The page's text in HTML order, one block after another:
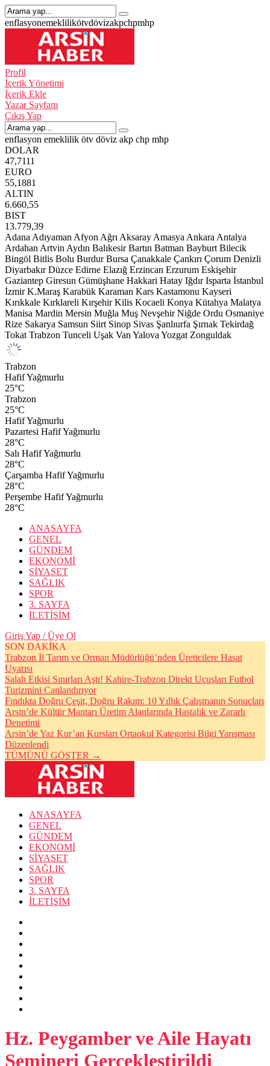
enflasyonemeklilikötvdövizakpchpmhp
Profil
İçerik Yönetimi
İçerik Ekle
Yazar Sayfam
Çıkış Yap
enflasyon emeklilik ötv döviz akp chp mhp
DOLAR
47,7111
EURO
55,1881
ALTIN
6.660,55
BIST
13.779,39
Adana Adıyaman Afyon Ağrı Aksaray Amasya Ankara Antalya
Ardahan Artvin Aydın Balıkesir Bartın Batman Bayburt Bilecik
Bingöl Bitlis Bolu Burdur Bursa Çanakkale Çankırı Çorum Denizli
Diyarbakır Düzce Edirne Elazığ Erzincan Erzurum Eskişehir
Gaziantep Giresun Gümüşhane Hakkari Hatay Iğdır Isparta İstanbul
İzmir K.Maraş Karabük Karaman Kars Kastamonu Kayseri
Kırıkkale Kırklareli Kırşehir Kilis Kocaeli Konya Kütahya Malatya
Manisa Mardin Mersin Muğla Muş Nevşehir Niğde Ordu Osmaniye
Rize Sakarya Samsun Siirt Sinop Sivas Şanlıurfa Şırnak Tekirdağ
Tokat Trabzon Tunceli Uşak Van Yalova Yozgat Zonguldak
Trabzon
Hafif Yağmurlu
25°C
Trabzon
25°C
Hafif Yağmurlu
Pazartesi Hafif Yağmurlu
28°C
Salı Hafif Yağmurlu
28°C
Çarşamba Hafif Yağmurlu
28°C
Perşembe Hafif Yağmurlu
28°C
ANASAYFA
GENEL
GÜNDEM
EKONOMİ
SİYASET
SAĞLIK
SPOR
3. SAYFA
İLETİŞİM
Giriş Yap / Üye Ol
SON DAKİKA
Trabzon İl Tarım ve Orman Müdürlüğü’nden Üreticilere Hasat
Uyarısı
Salah Etkisi Sınırları Aştı! Kahire-Trabzon Direkt Uçuşları Futbol
Turizmini Canlandırıyor
Fındıkta Doğru Çeşit, Doğru Rakım: 10 Yıllık Çalışmanın Sonuçları
Arsin’de Kültür Mantarı Üretim Alanlarında Hastalık ve Zararlı
Denetimi
Arsin’de Yaz Kur’an Kursları Ortaokul Kategorisi Bilgi Yarışması
Düzenlendi
TÜMÜNÜ GÖSTER →
ANASAYFA
GENEL
GÜNDEM
EKONOMİ
SİYASET
SAĞLIK
SPOR
3. SAYFA
İLETİŞİM
Hz. Peygamber ve Aile Hayatı
Semineri Gerçekleştirildi